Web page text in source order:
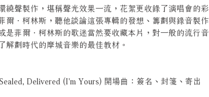
繞聲製作，堪稱聲光效果一流，花絮更收錄了演唱會的彩
爾．柯林斯，聽他談論這張專輯的發想、籌劃與錄音製作
是菲爾．柯林斯的歌迷當然要收藏本片，對一般的流行音
解劃時代的摩城音樂的最佳教材。
Delivered (I'm Yours) 開場曲：簽名、封箋、寄出